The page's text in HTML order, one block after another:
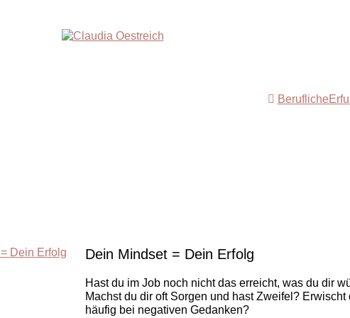
Dein Mindset = Dein Erfolg
Hast du im Job noch nicht das erreicht, was du dir
Machst du dir oft Sorgen und hast Zweifel? Erwischt
häufig bei negativen Gedanken?